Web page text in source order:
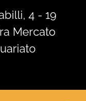
4 - 19
Mercato